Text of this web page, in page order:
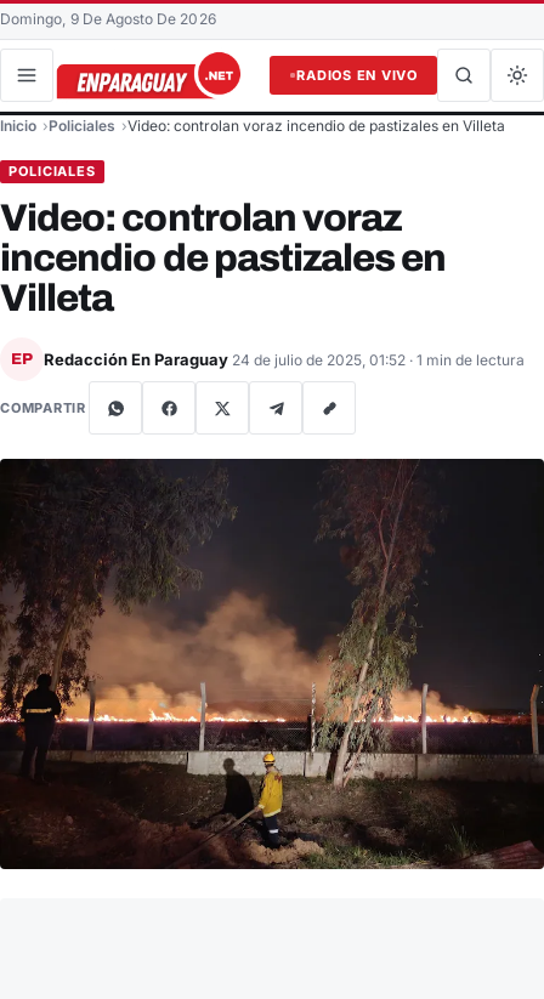
Domingo, 9 De Agosto De 2026
RADIOS EN VIVO
Buscar en el sitio
Inicio Policiales Video: controlan voraz incendio de pastizales en Villeta
POLICIALES
Video: controlan voraz
incendio de pastizales en
Villeta
EP Redacción En Paraguay 24 de julio de 2025, 01:52 · 1 min de lectura
COMPARTIR